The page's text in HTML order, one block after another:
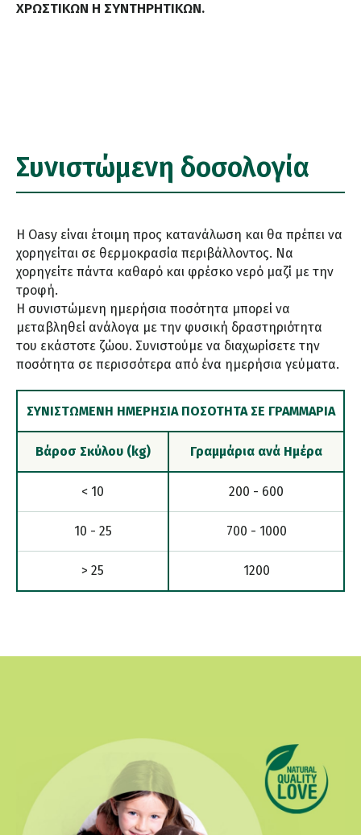
ΧΡΩΣΤΙΚΩΝ Η ΣΥΝΤΗΡΗΤΙΚΩΝ.
Συνιστώμενη δοσολογία
Η Oasy είναι έτοιμη προς κατανάλωση και θα πρέπει να
χορηγείται σε θερμοκρασία περιβάλλοντος. Να
χορηγείτε πάντα καθαρό και φρέσκο νερό μαζί με την
τροφή.
Η συνιστώμενη ημερήσια ποσότητα μπορεί να
μεταβληθεί ανάλογα με την φυσική δραστηριότητα
του εκάστοτε ζώου. Συνιστούμε να διαχωρίσετε την
ποσότητα σε περισσότερα από ένα ημερήσια γεύματα.
ΣΥΝΙΣΤΩΜΕΝΗ ΗΜΕΡΗΣΙΑ ΠΟΣΟΤΗΤΑ ΣΕ ΓΡΑΜΜΑΡΙΑ
Βάροσ Σκύλου (kg) Γραμμάρια ανά Ημέρα
< 10 200 - 600
10 - 25 700 - 1000
> 25 1200